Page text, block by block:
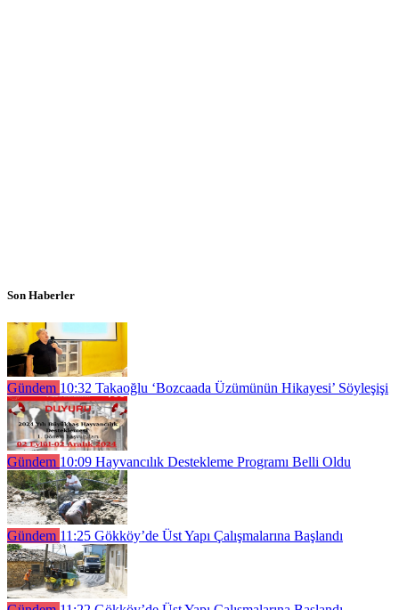
Son Haberler
Gündem 10:32 Takaoğlu ‘Bozcaada Üzümünün Hikayesi’ Söyleşişi
Gündem 10:09 Hayvancılık Destekleme Programı Belli Oldu
Gündem 11:25 Gökköy’de Üst Yapı Çalışmalarına Başlandı